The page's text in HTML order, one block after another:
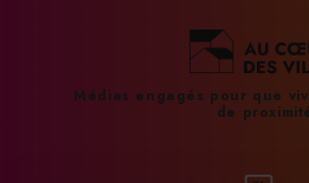
31/07/
La Liste : La Réserve Paris
Médias engagés pour que
de